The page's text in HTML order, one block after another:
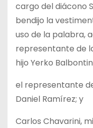
cargo del diácono
bendijo la
uso de la palabra,
representante de
hijo Yerko
el representante
Daniel Ramírez; y
Carlos Chavarini,